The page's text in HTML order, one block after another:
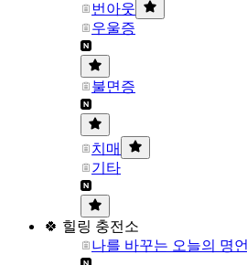
번아웃
우울증
불면증
치매
기타
🍀 힐링 충전소
나를 바꾸는 오늘의 명언